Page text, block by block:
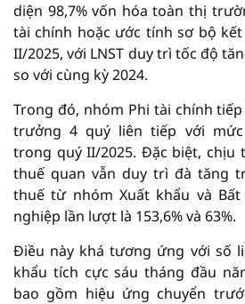
diện 98,7% vốn hóa toàn thị
tài chính hoặc ước tính sơ bộ
II/2025, với LNST duy trì tốc độ
so với cùng kỳ 2024.
Trong đó, nhóm Phi tài chính
trưởng 4 quý liên tiếp với
trong quý II/2025. Đặc biệt,
thuế quan vẫn duy trì đà tăng
thuế từ nhóm Xuất khẩu và
nghiệp lần lượt là 153,6% và 63%.
Điều này khá tương ứng với số
khẩu tích cực sáu tháng đầu
bao gồm hiệu ứng chuyển